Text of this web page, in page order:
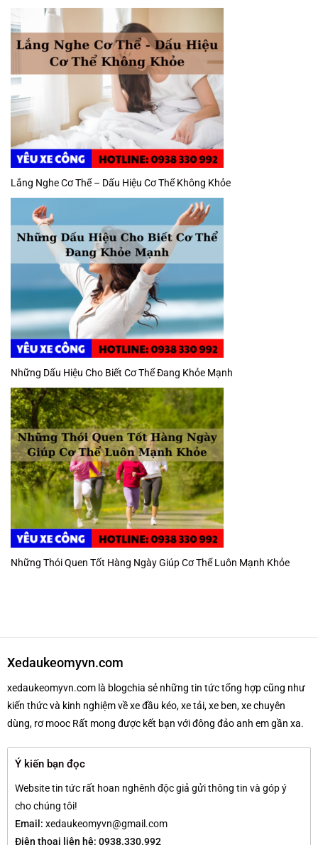
Lắng Nghe Cơ Thể – Dấu Hiệu Cơ Thể Không Khỏe
Những Dấu Hiệu Cho Biết Cơ Thể Đang Khỏe Mạnh
Những Thói Quen Tốt Hàng Ngày Giúp Cơ Thể Luôn Mạnh Khỏe
Xedaukeomyvn.com
xedaukeomyvn.com là blogchia sẻ những tin tức tổng hợp cũng như
kiến thức và kinh nghiệm về xe đầu kéo, xe tải, xe ben, xe chuyên
dùng, rơ mooc Rất mong được kết bạn với đông đảo anh em gần xa.
Ý kiến bạn đọc
Website tin tức rất hoan nghênh độc giả gửi thông tin và góp ý
cho chúng tôi!
Email: xedaukeomyvn@gmail.com
Điện thoại liên hệ: 0938.330.992